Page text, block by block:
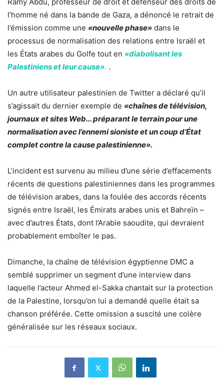
Ramy Abdu, professeur de droit et défenseur des droits de
l’homme né dans la bande de Gaza, a dénoncé le retrait de
l’émission comme une «nouvelle phase» dans le
processus de normalisation des relations entre Israël et
les États arabes du Golfe tout en «diabolisant les
Palestiniens et leur cause». .
Un autre utilisateur palestinien de Twitter a déclaré qu’il
s’agissait du dernier exemple de «chaînes de télévision,
journaux et sites Web… préparant le terrain pour une
normalisation avec l’ennemi sioniste et un coup d’État
complet contre la cause palestinienne».
L’incident est survenu au milieu d’une série d’effacements
récents de questions palestiniennes dans les programmes
de télévision arabes, dans la foulée des accords récents
signés entre Israël, les Émirats arabes unis et Bahreïn –
avec d’autres États, dont l’Arabie saoudite, qui devraient
probablement emboîter le pas.
Dimanche, la chaîne de télévision égyptienne DMC a
semblé supprimer un segment d’une interview dans
laquelle l’acteur Ahmed el-Sakka chantait sur la protection
de la Palestine, lorsqu’on lui a demandé quelle était sa
chanson préférée. Cette omission a suscité une colère
généralisée sur les réseaux sociaux.